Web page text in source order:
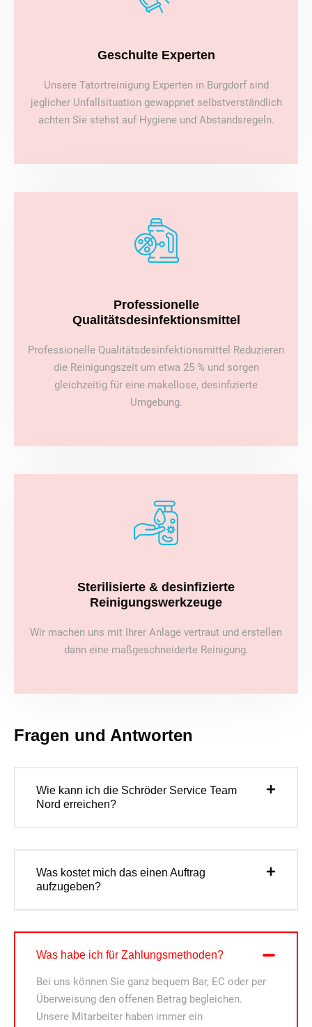
Geschulte Experten
Unsere Tatortreinigung Experten in Burgdorf sind
jeglicher Unfallsituation gewappnet selbstverständlich
achten Sie stehst auf Hygiene und Abstandsregeln.
Professionelle
Qualitätsdesinfektionsmittel
Professionelle Qualitätsdesinfektionsmittel Reduzieren
die Reinigungszeit um etwa 25 % und sorgen
gleichzeitig für eine makellose, desinfizierte
Umgebung.
Sterilisierte & desinfizierte
Reinigungswerkzeuge
Wir machen uns mit Ihrer Anlage vertraut und erstellen
dann eine maßgeschneiderte Reinigung.
Fragen und Antworten
Wie kann ich die Schröder Service Team
Nord erreichen?
Was kostet mich das einen Auftrag
aufzugeben?
Was habe ich für Zahlungsmethoden?
Bei uns können Sie ganz bequem Bar, EC oder per
Überweisung den offenen Betrag begleichen.
Unsere Mitarbeiter haben immer ein